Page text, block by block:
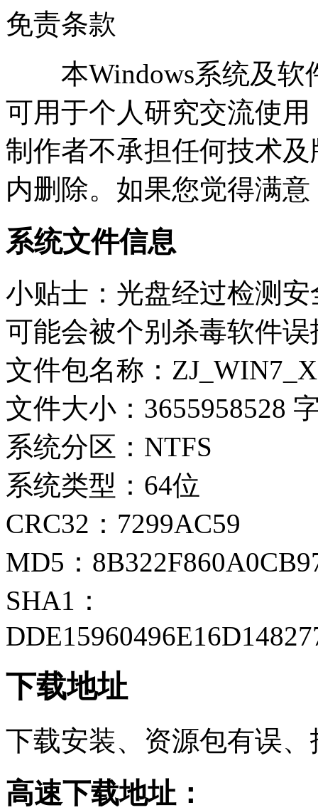
免责条款
本Windows系统及软
可用于个人研究交流使
制作者不承担任何技术
内删除。如果您觉得满
系统文件信息
小贴士：光盘经过检测
可能会被个别杀毒软件
文件包名称：
文件大小：3655958528
系统分区：NTFS
系统类型：64位
CRC32：7299AC59
MD5：
SHA1：
下载地址
下载安装、资源包有误
高速下载地址：